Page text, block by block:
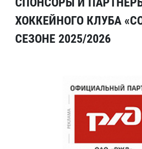
ХОККЕЙНОГО КЛУБА
СЕЗОНЕ 2025/2026